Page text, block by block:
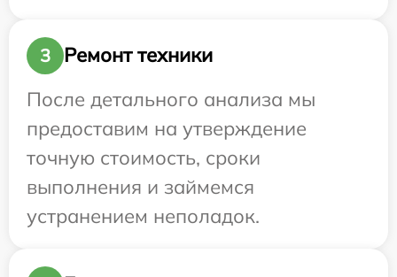
3
Ремонт техники
После детального анализа мы
предоставим на утверждение
точную стоимость, сроки
выполнения и займемся
устранением неполадок.